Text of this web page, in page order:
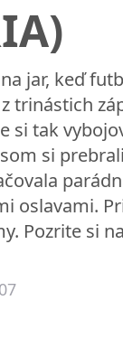
jar, keď
trinástich
si tak
si
oslavami.
Pozrite si